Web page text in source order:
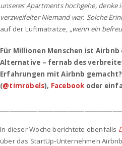
unseres Apartments hochgehe, denke
verzweifelter Niemand war. Solche
auf der Luftmatratze, „wenn ein
Für Millionen Menschen ist
Alternative – fernab des
Erfahrungen mit Airbnb
(@timrobels), Facebook oder
In dieser Woche berichtete ebenfalls
über das StartUp-Unternehmen